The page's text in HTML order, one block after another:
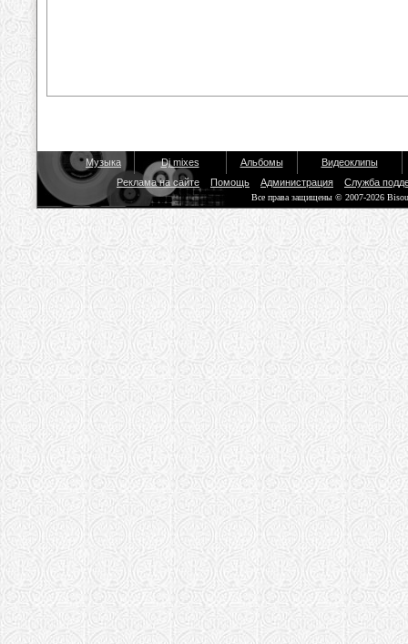
Музыка Dj mixes Альбомы
Видеоклипы
Реклама на сайте
Помощь Администрация Служба
Все права защищены © 2007-2026